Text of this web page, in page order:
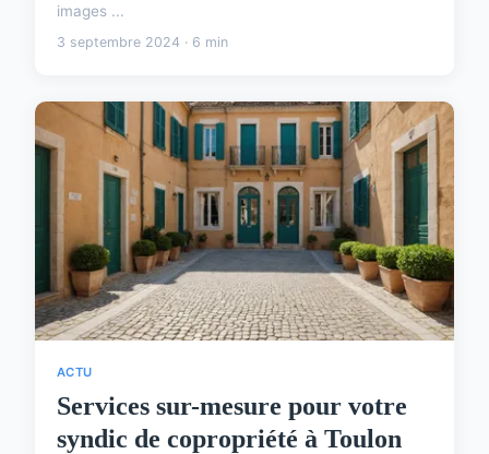
images ...
3 septembre 2024 · 6 min
ACTU
Services sur-mesure pour votre
syndic de copropriété à Toulon